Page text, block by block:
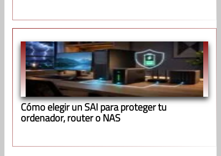
Cómo elegir un SAI para proteger tu
ordenador, router o NAS